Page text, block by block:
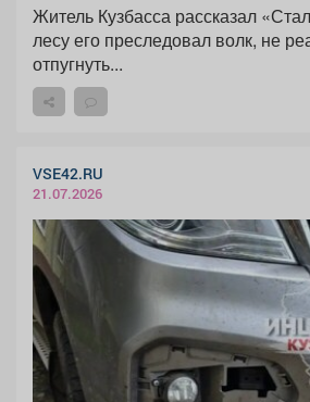
Житель Кузбасса рассказал
лесу его преследовал волк, не
отпугнуть...
VSE42.RU
21.07.2026